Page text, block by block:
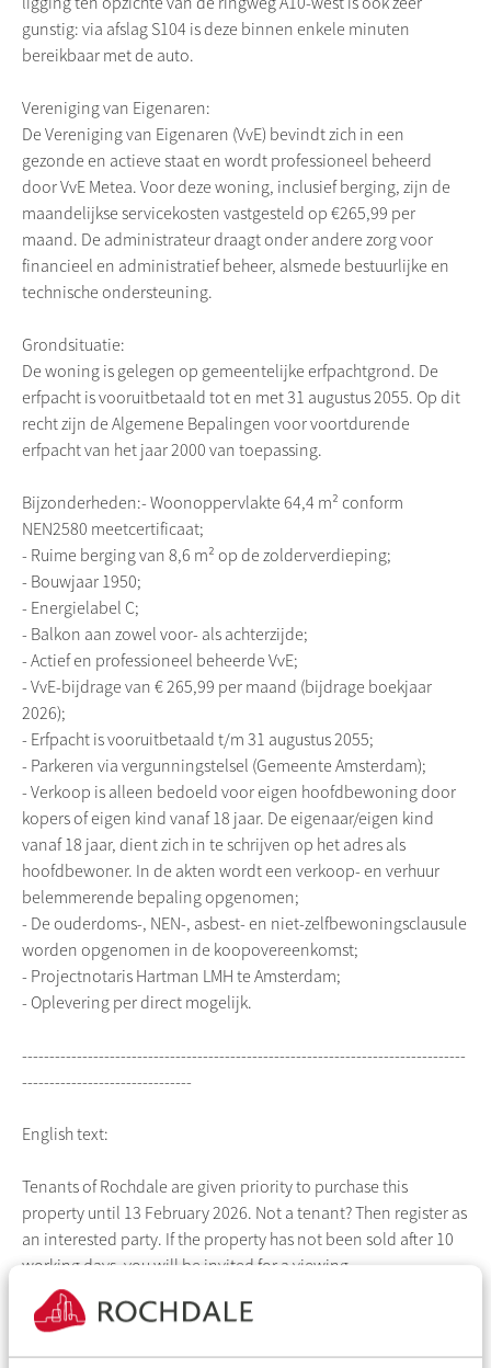
gunstig: via afslag S104 is deze binnen enkele minuten
bereikbaar met de auto.
Vereniging van Eigenaren:
De Vereniging van Eigenaren (VvE) bevindt zich in een
gezonde en actieve staat en wordt professioneel beheerd
door VvE Metea. Voor deze woning, inclusief berging, zijn de
maandelijkse servicekosten vastgesteld op €265,99 per
maand. De administrateur draagt onder andere zorg voor
financieel en administratief beheer, alsmede bestuurlijke en
technische ondersteuning.
Grondsituatie:
De woning is gelegen op gemeentelijke erfpachtgrond. De
erfpacht is vooruitbetaald tot en met 31 augustus 2055. Op dit
recht zijn de Algemene Bepalingen voor voortdurende
erfpacht van het jaar 2000 van toepassing.
Bijzonderheden:- Woonoppervlakte 64,4 m² conform
NEN2580 meetcertificaat;
- Ruime berging van 8,6 m² op de zolderverdieping;
- Bouwjaar 1950;
- Energielabel C;
- Balkon aan zowel voor- als achterzijde;
- Actief en professioneel beheerde VvE;
- VvE-bijdrage van € 265,99 per maand (bijdrage boekjaar
2026);
- Erfpacht is vooruitbetaald t/m 31 augustus 2055;
- Parkeren via vergunningstelsel (Gemeente Amsterdam);
- Verkoop is alleen bedoeld voor eigen hoofdbewoning door
kopers of eigen kind vanaf 18 jaar. De eigenaar/eigen kind
vanaf 18 jaar, dient zich in te schrijven op het adres als
hoofdbewoner. In de akten wordt een verkoop- en verhuur
belemmerende bepaling opgenomen;
- De ouderdoms-, NEN-, asbest- en niet-zelfbewoningsclausule
worden opgenomen in de koopovereenkomst;
- Projectnotaris Hartman LMH te Amsterdam;
- Oplevering per direct mogelijk.
---------------------------------------------------------------------------------
-------------------------------
English text:
Tenants of Rochdale are given priority to purchase this
property until 13 February 2026. Not a tenant? Then register as
an interested party. If the property has not been sold after 10
working days, you will be invited for a viewing.
Attention home seekers! A fantastic, bright three-room